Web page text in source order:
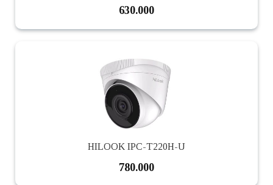
630.000
HILOOK IPC-T220H-U
780.000